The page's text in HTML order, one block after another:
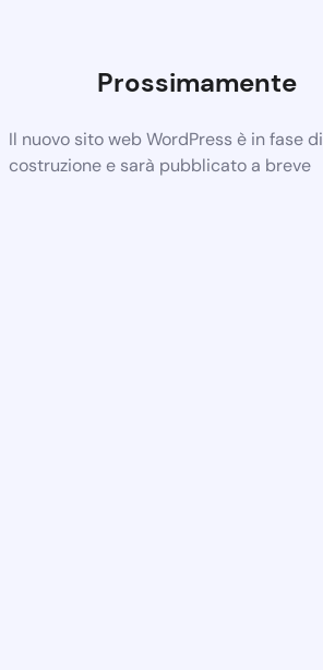
Prossimamente
Il nuovo sito web WordPress è in fase di
costruzione e sarà pubblicato a breve